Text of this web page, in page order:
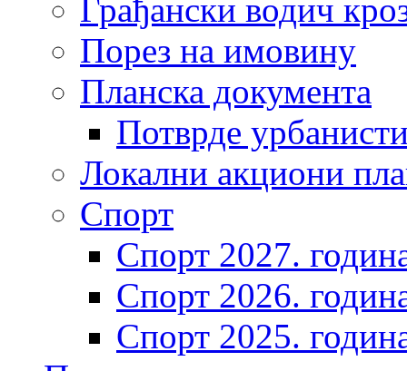
Грађански водич
Порез на имовину
Планска документа
Потврде
Локални акциони
Спорт
Спорт 2027.
Спорт 2026.
Спорт 2025.